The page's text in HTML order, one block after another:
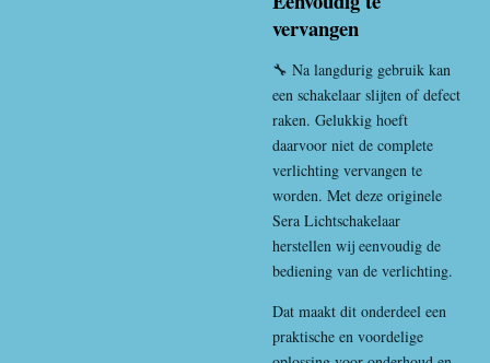
vervangen
🔧 Na langdurig gebruik kan
een schakelaar slijten of defect
raken. Gelukkig hoeft
daarvoor niet de complete
verlichting vervangen te
worden. Met deze originele
Sera Lichtschakelaar
herstellen wij eenvoudig de
bediening van de verlichting.
Dat maakt dit onderdeel een
praktische en voordelige